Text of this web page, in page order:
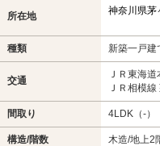
所在地 神奈川県茅
種類 新築一戸建
交通
ＪＲ東海
ＪＲ相模
間取り 4LDK（-）
構造/階数 木造/地上2